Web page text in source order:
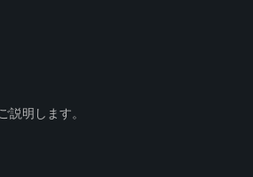
説明します。